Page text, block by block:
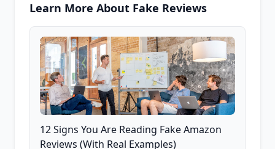
Learn More About Fake Reviews
12 Signs You Are Reading Fake Amazon
Reviews (With Real Examples)